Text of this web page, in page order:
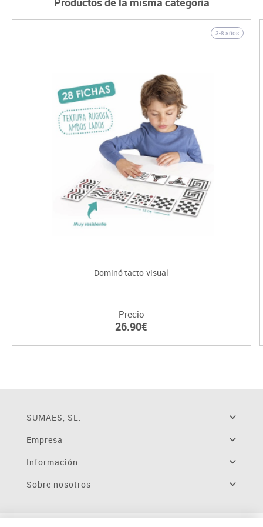
3-8 años
Dominó tacto-visual
Precio
26.90€
SUMAES, SL.
Empresa
Información
Sobre nosotros